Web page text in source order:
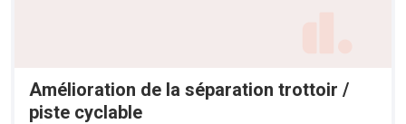
Amélioration de la séparation trottoir /
piste cyclable